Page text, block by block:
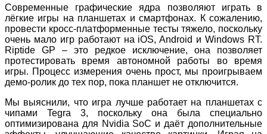
Современные графические ядра позволяют играть в
лёгкие игры на планшетах и смартфонах. К сожалению,
провести кросс-платформенные тесты тяжело, поскольку
очень мало игр работают на iOS, Android и Windows RT.
Riptide GP – это редкое исключение, она позволяет
протестировать время автономной работы во время
игры. Процесс измерения очень прост, мы проигрываем
демо-ролик до тех пор, пока планшет не отключится.
Мы выяснили, что игра лучше работает на планшетах с
чипами Tegra 3, поскольку она была специально
оптимизирована для Nvidia SoC и даёт дополнительные